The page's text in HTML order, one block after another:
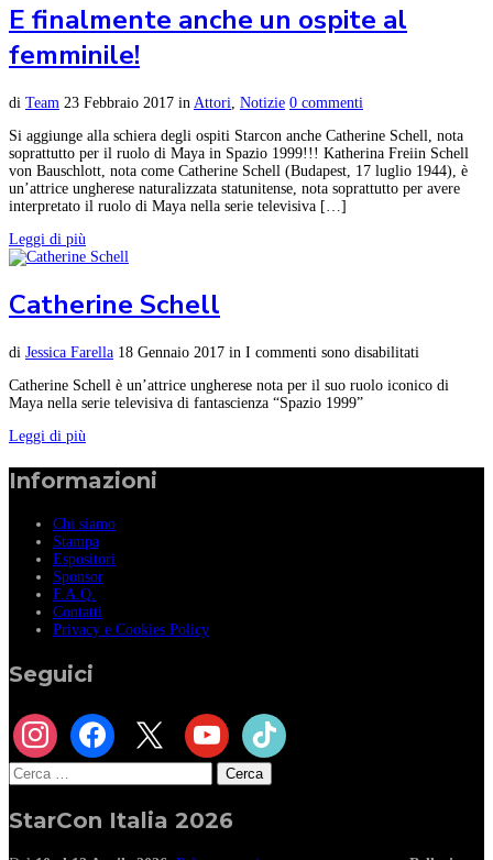
E finalmente anche un ospite al
femminile!
di Team 23 Febbraio 2017 in Attori Notizie 0 commenti
Si aggiunge alla schiera degli ospiti Starcon anche Catherine Schell, nota
soprattutto per il ruolo di Maya in Spazio 1999!!! Katherina Freiin Schell
von Bauschlott, nota come Catherine Schell (Budapest, 17 luglio 1944), è
un’attrice ungherese naturalizzata statunitense, nota soprattutto per avere
interpretato il ruolo di Maya nella serie televisiva […]
Leggi di più
Catherine Schell
di Jessica Farella 18 Gennaio 2017 in I commenti sono disabilitati
Catherine Schell è un’attrice ungherese nota per il suo ruolo iconico di
Maya nella serie televisiva di fantascienza “Spazio 1999”
Leggi di più
Informazioni
Chi siamo
Stampa
Espositori
Sponsor
F.A.Q.
Contatti
Privacy e Cookies Policy
Seguici
instagram facebook youtube tiktok
Ricerca
per:
StarCon Italia 2026